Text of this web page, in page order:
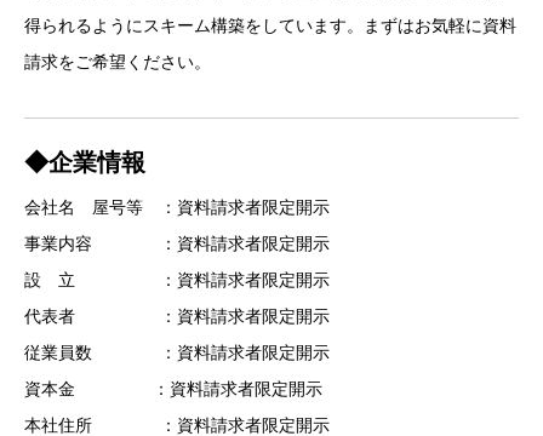
得られるようにスキーム構築をしています。まずはお気軽に資料
請求をご希望ください。
◆企業情報
会社名 屋号等 ：資料請求者限定開示
事業内容 ：資料請求者限定開示
設 立 ：資料請求者限定開示
代表者 ：資料請求者限定開示
従業員数 ：資料請求者限定開示
資本金 ：資料請求者限定開示
本社住所 ：資料請求者限定開示